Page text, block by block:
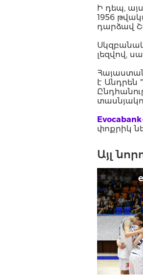
Ի դեպ,
1956
դարձավ
լեզվով,
է Անդրեն
Evocabank
փոքրիկ
Այլ